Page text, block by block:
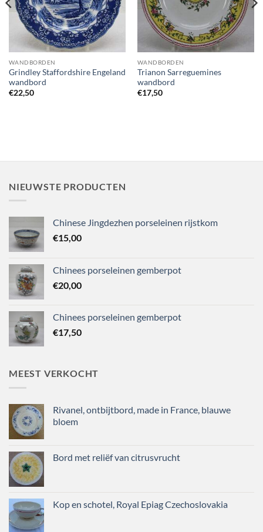
WANDBORDEN
Grindley Staffordshire Engeland
wandbord
€22,50
WANDBORDEN
Trianon Sarreguemines
wandbord
€17,50
NIEUWSTE PRODUCTEN
Chinese Jingdezhen porseleinen rijstkom
€15,00
Chinees porseleinen gemberpot
€20,00
Chinees porseleinen gemberpot
€17,50
MEEST VERKOCHT
Rivanel, ontbijtbord, made in France, blauwe
bloem
Bord met reliëf van citrusvrucht
Kop en schotel, Royal Epiag Czechoslovakia